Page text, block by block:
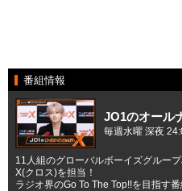
番組情報
JO1のオール
毎週水曜 深夜
11人組のグローバルボーイズグルー
X(クロス)を担当！
ラジオ界のGo To The Top!!を目指す番